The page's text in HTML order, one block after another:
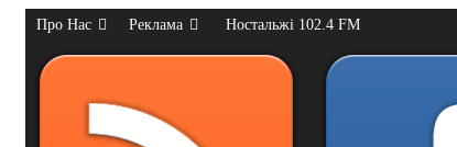
Про Нас Реклама Ностальжі 102.4 FM